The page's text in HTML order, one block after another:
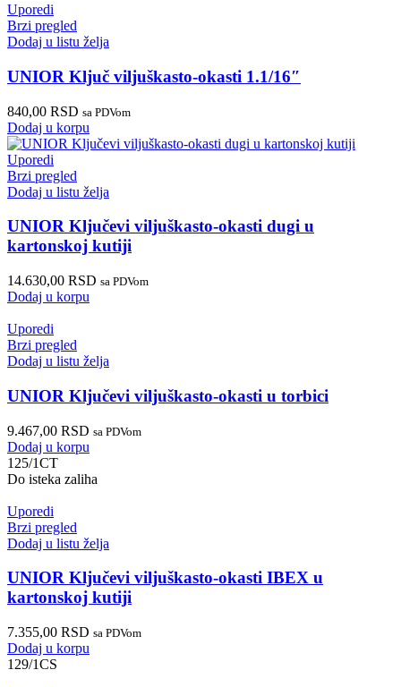
Uporedi
Brzi pregled
Dodaj u listu želja
UNIOR Ključ viljuškasto-okasti 1.1/16″
840,00 RSD sa PDVom
Dodaj u korpu
Uporedi
Brzi pregled
Dodaj u listu želja
UNIOR Ključevi viljuškasto-okasti dugi u
kartonskoj kutiji
14.630,00 RSD sa PDVom
Dodaj u korpu
Uporedi
Brzi pregled
Dodaj u listu želja
UNIOR Ključevi viljuškasto-okasti u torbici
9.467,00 RSD sa PDVom
Dodaj u korpu
125/1CT
Do isteka zaliha
Uporedi
Brzi pregled
Dodaj u listu želja
UNIOR Ključevi viljuškasto-okasti IBEX u
kartonskoj kutiji
7.355,00 RSD sa PDVom
Dodaj u korpu
129/1CS